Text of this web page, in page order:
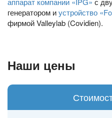
генератором иустройство
фирмой Valleylab (Covidien).
Наши цены